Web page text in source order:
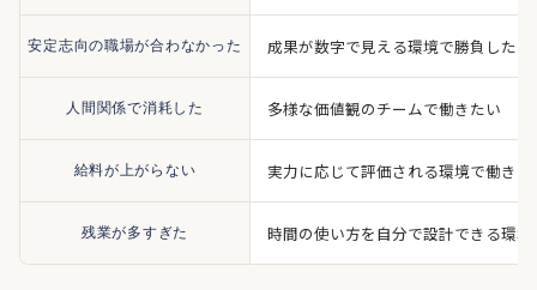
安定志向の職場が合わなかった 成果が数字で見える環境で勝負したい
人間関係で消耗した 多様な価値観のチームで働きたい
給料が上がらない 実力に応じて評価される環境で働きた
残業が多すぎた 時間の使い方を自分で設計できる環